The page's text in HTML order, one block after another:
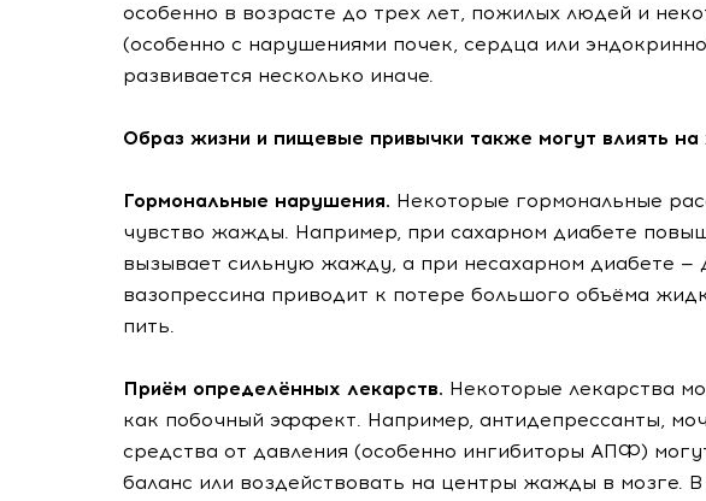
особенно в возрасте до трех лет, пожилых людей и
(особенно с нарушениями почек, сердца или
развивается несколько иначе.
Образ жизни и пищевые привычки также могут влиять
Гормональные нарушения. Некоторые гормональные
чувство жажды. Например, при сахарном диабете
вызывает сильную жажду, а при несахарном диабете —
вазопрессина приводит к потере большого объёма
пить.
Приём определённых лекарств. Некоторые лекарства
как побочный эффект. Например, антидепрессанты,
средства от давления (особенно ингибиторы АПФ)
баланс или воздействовать на центры жажды в мозге. В